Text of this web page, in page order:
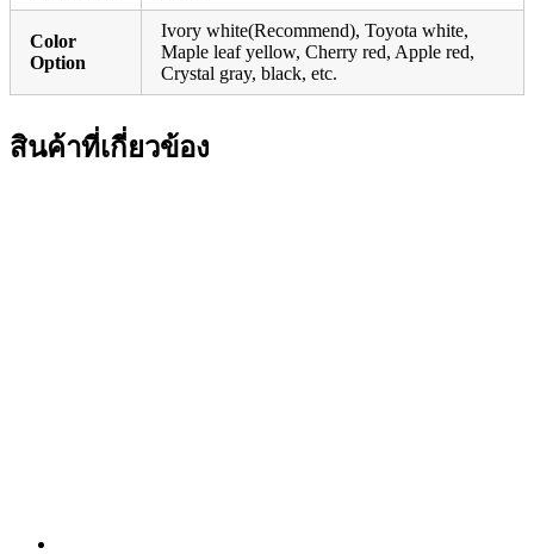
Color
Option
Ivory white(Recommend), Toyota white,
Maple leaf yellow, Cherry red, Apple red,
Crystal gray, black, etc.
สินค้าที่เกี่ยวข้อง